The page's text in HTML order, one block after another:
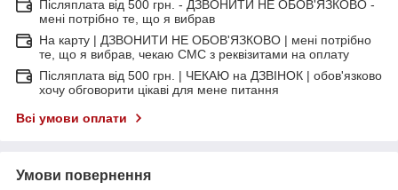
Післяплата від 500 грн. - ДЗВОНИТИ НЕ ОБОВ'ЯЗКОВО -
мені потрібно те, що я вибрав
На карту | ДЗВОНИТИ НЕ ОБОВ'ЯЗКОВО | мені потрібно
те, що я вибрав, чекаю СМС з реквізитами на оплату
Післяплата від 500 грн. | ЧЕКАЮ на ДЗВІНОК | обов'язково
хочу обговорити цікаві для мене питання
Всі умови оплати
Умови повернення